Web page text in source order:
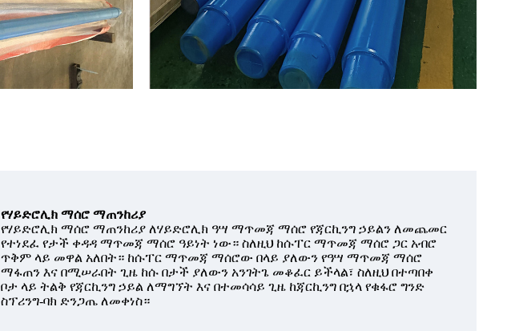
የሃይድሮሊክ ማሰሮ ማጠንከሪያ
የሃይድሮሊክ ማሰሮ ማጠንከሪያ ለሃይድሮሊክ ዓሣ ማጥመጃ ማሰሮ የጃርኪንግ ኃይልን ለመጨመር
የተነደፈ የታች ቀዳዳ ማጥመጃ ማሰሮ ዓይነት ነው። ስለዚህ ከሱፐር ማጥመጃ ማሰሮ ጋር አብሮ
ጥቅም ላይ መዋል አለበት። ከሱፐር ማጥመጃ ማሰሮው በላይ ያለውን የዓሣ ማጥመጃ ማሰሮ
ማፋጠን እና በሚሠራበት ጊዜ ከሱ በታች ያለውን አንገትጌ መቆፈር ይችላል፣ ስለዚህ በተጣበቀ
ቦታ ላይ ትልቅ የጃርኪንግ ኃይል ለማግኘት እና በተመሳሳይ ጊዜ ከጃርኪንግ በኋላ የቁፋሮ ግንድ
ስፕሪንግ-ባክ ድንጋጤ ለመቀነስ።